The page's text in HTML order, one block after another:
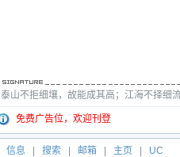
泰山不拒细壤，故能成其高；江海不择细
免费广告位，欢迎刊登
信息 搜索 邮箱 主页 UC